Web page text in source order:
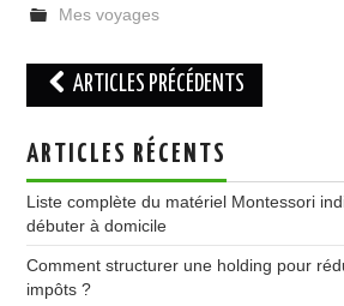
Mes voyages
Navigation
des
articles
ARTICLES PRÉCÉDENTS
ARTICLES RÉCENTS
Liste complète du matériel Montessori
débuter à domicile
Comment structurer une holding pour
impôts ?